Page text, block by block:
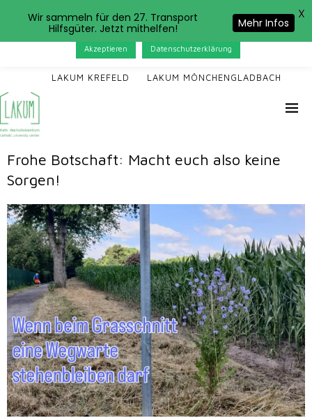
LAKUM KREFELD LAKUM MÖNCHENGLADBACH
Frohe Botschaft: Macht euch also keine
Sorgen!
Das LAKUM verwendet Cookies. Wenn Sie auf der Seite
weitersurfen, stimmen Sie der Cookie-Nutzung zu.
Akzeptieren Datenschutzerklärung
Wir sammeln für den 27. Transport
Hilfsgüter. Jetzt mithelfen!
Mehr Infos
X